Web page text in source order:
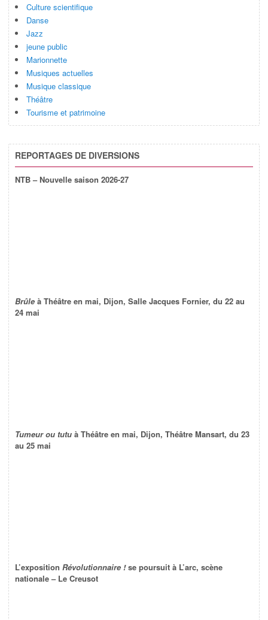
Culture scientifique
Danse
Jazz
jeune public
Marionnette
Musiques actuelles
Musique classique
Théâtre
Tourisme et patrimoine
REPORTAGES DE DIVERSIONS
NTB – Nouvelle saison 2026-27
Brûle à Théâtre en mai, Dijon, Salle Jacques Fornier, du 22 au
24 mai
Tumeur ou tutu à Théâtre en mai, Dijon, Théâtre Mansart, du 23
au 25 mai
L’exposition Révolutionnaire !se poursuit à L’arc, scène
nationale – Le Creusot